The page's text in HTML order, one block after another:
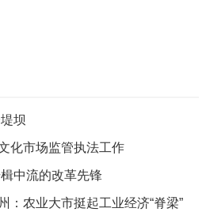
坝
化市场监管执法工作
中流的改革先锋
：农业大市挺起工业经济“脊梁”